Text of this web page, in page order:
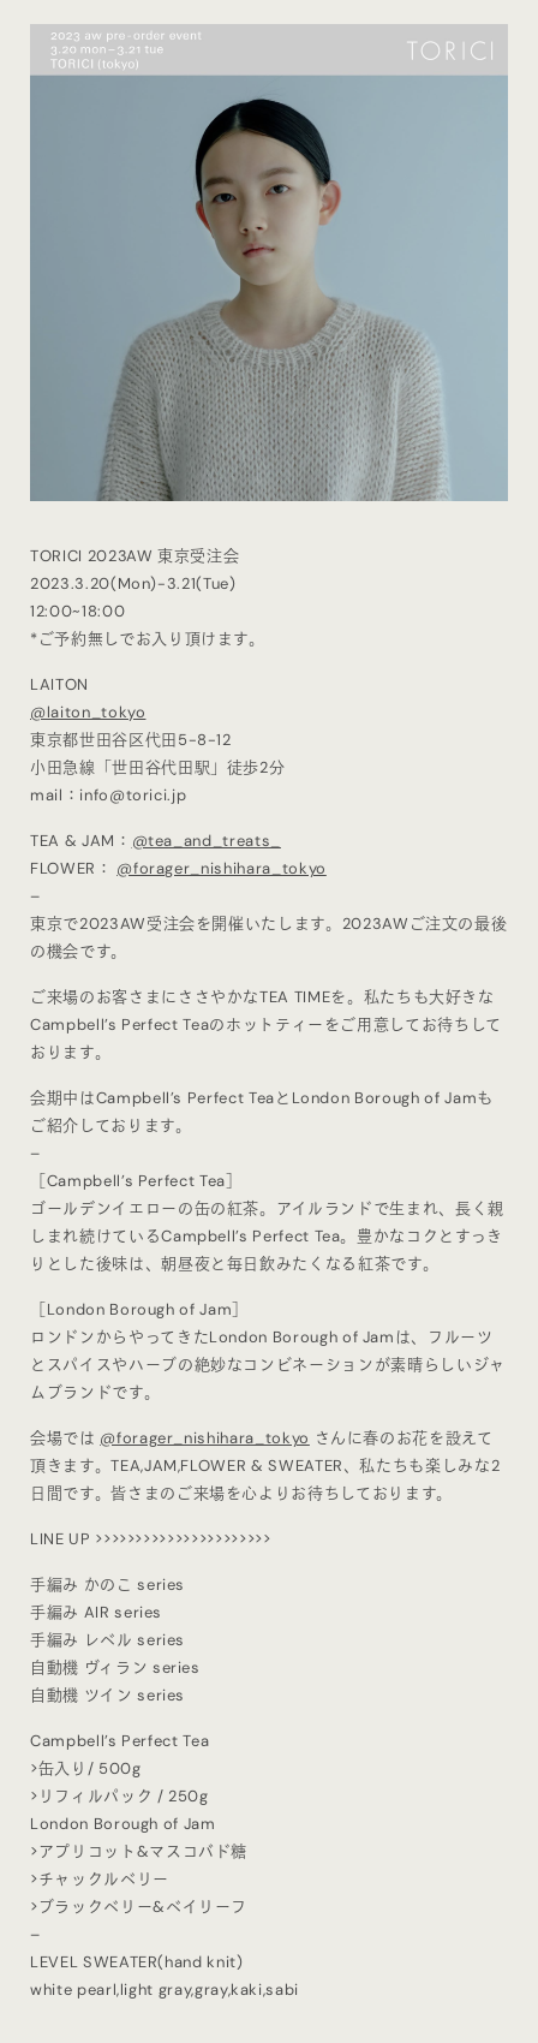
TORICI 2023AW 東京受注会
2023.3.20(Mon)-3.21(Tue)
12:00~18:00
*ご予約無しでお入り頂けます。
LAITON
@laiton_tokyo
東京都世田谷区代田5-8-12
小田急線「世田谷代田駅」徒歩2分
mail：info@torici.jp
TEA & JAM： @tea_and_treats_
FLOWER： @forager_nishihara_tokyo
–
東京で2023AW受注会を開催いたします。2023AWご注文の最後
の機会です。
ご来場のお客さまにささやかなTEA TIMEを。私たちも大好きな
Campbell’s Perfect Teaのホットティーをご用意してお待ちして
おります。
会期中はCampbell’s Perfect TeaとLondon Borough of Jamも
ご紹介しております。
–
［Campbell’s Perfect Tea］
ゴールデンイエローの缶の紅茶。アイルランドで生まれ、長く親
しまれ続けているCampbell’s Perfect Tea。豊かなコクとすっき
りとした後味は、朝昼夜と毎日飲みたくなる紅茶です。
［London Borough of Jam］
ロンドンからやってきたLondon Borough of Jamは、フルーツ
とスパイスやハーブの絶妙なコンビネーションが素晴らしいジャ
ムブランドです。
会場では @forager_nishihara_tokyo さんに春のお花を設えて
頂きます。TEA,JAM,FLOWER & SWEATER、私たちも楽しみな2
日間です。皆さまのご来場を心よりお待ちしております。
LINE UP >>>>>>>>>>>>>>>>>>>>>>
手編み かのこ series
手編み AIR series
手編み レベル series
自動機 ヴィラン series
自動機 ツイン series
Campbell’s Perfect Tea
>缶入り/ 500g
>リフィルパック / 250g
London Borough of Jam
>アプリコット&マスコバド糖
>チャックルベリー
>ブラックベリー&ベイリーフ
–
LEVEL SWEATER(hand knit)
white pearl,light gray,gray,kaki,sabi